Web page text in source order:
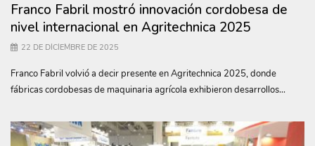
Franco Fabril mostró innovación cordobesa de
nivel internacional en Agritechnica 2025
22 DE DICIEMBRE DE 2025
Franco Fabril volvió a decir presente en Agritechnica 2025, donde
fábricas cordobesas de maquinaria agrícola exhibieron desarrollos...